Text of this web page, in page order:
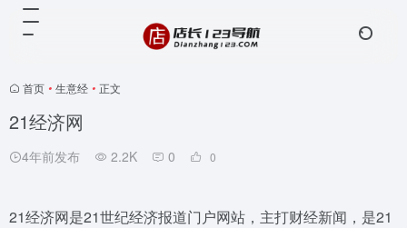
首页 • 生意经 • 正文
21经济网
4年前发布 2.2K 0 0
21经济网是21世纪经济报道门户网站，主打财经新闻，是21